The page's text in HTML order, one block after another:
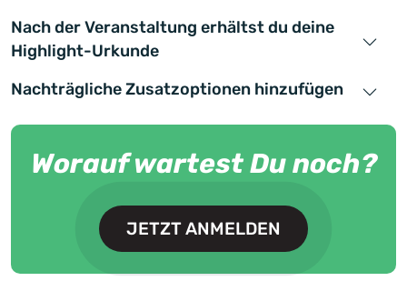
Nach der Veranstaltung erhältst du deine
Highlight-Urkunde
Nachträgliche Zusatzoptionen hinzufügen
Worauf wartest Du noch?
JETZT ANMELDEN